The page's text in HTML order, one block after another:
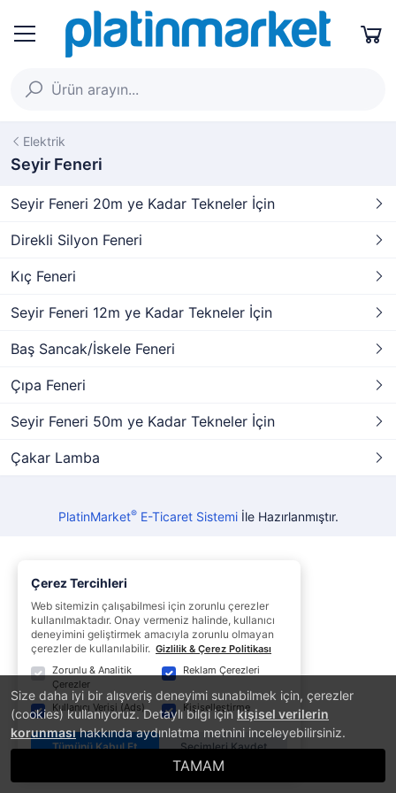
Size daha iyi bir alışveriş deneyimi sunabilmek için, çerezler
(cookies) kullanıyoruz. Detaylı bilgi içinkişisel verilerin
korunmasıhakkında aydınlatma metnini inceleyebilirsiniz.
TAMAM
Elektrik
Seyir Feneri
Seyir Feneri 20m ye Kadar Tekneler İçin
Direkli Silyon Feneri
Kıç Feneri
Seyir Feneri 12m ye Kadar Tekneler İçin
Baş Sancak/İskele Feneri
Çıpa Feneri
Seyir Feneri 50m ye Kadar Tekneler İçin
Çakar Lamba
PlatinMarket®E-Ticaret Sistemiİle Hazırlanmıştır.
Çerez Tercihleri
Web sitemizin çalışabilmesi için zorunlu çerezler
kullanılmaktadır. Onay vermeniz halinde, kullanıcı
deneyimini geliştirmek amacıyla zorunlu olmayan
çerezler de kullanılabilir. Gizlilik & Çerez Politikası
Zorunlu & Analitik
Çerezler
Reklam Çerezleri
Kullanıcı Verisi (Ads) Kişiselleştirme
Tümünü Kabul Et Seçimleri Kaydet